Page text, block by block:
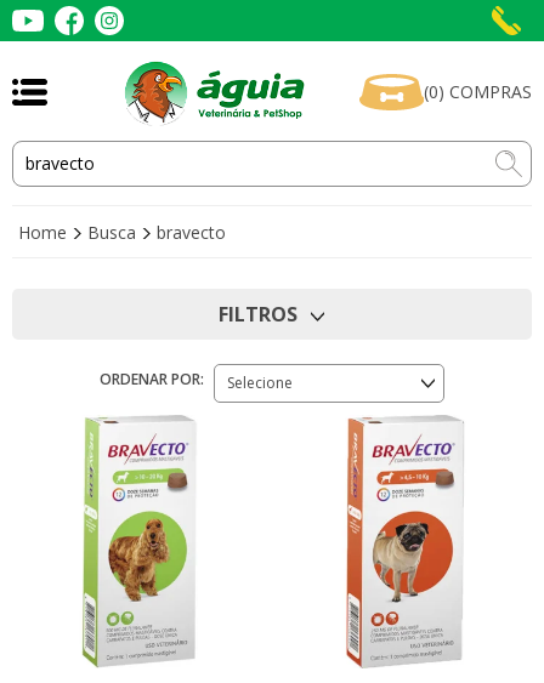
(0) COMPRAS
Home Busca bravecto
FILTROS
ORDENAR POR: Selecione